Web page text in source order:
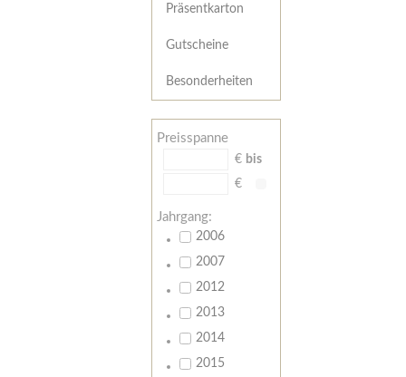
Präsentkarton
Gutscheine
Besonderheiten
Preisspanne
€ bis
€
Jahrgang:
2006
2007
2012
2013
2014
2015